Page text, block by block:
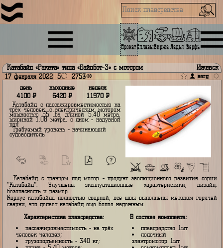
Катабайд «Ракета» типа «Байдбот-3» с мотором
17 февраля 2022 5 2753
день
4100Р
выходные
6420Р
неделя
11970Р
Катабайд с пассажировместимостью на
трёх человек, с электрическим мотором
мощностью 55 lbs, длиной 5.40 метра,
шириной 1.08 метра, с дном - надувной
пол
Катабайд с транцем под мотор - продукт эволюционного развития
"Катабайд". Улучшены эксплуатационные характеристики,
безопасность и размер.
Корпус катабайда полностью сварной, все швы выполнены методом
сварки, что делает катабайд еще более надежным.
Характеристика плавсредства:
В составе комплекта:
Прокат Сплавы Биржа Ладья